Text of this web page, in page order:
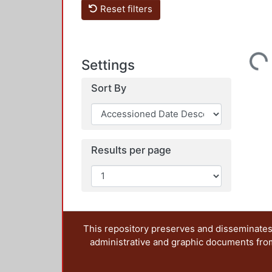
Reset filters
Settings
Sort By
Results per page
Loading...
This repository preserves and
administrative and graphic documents